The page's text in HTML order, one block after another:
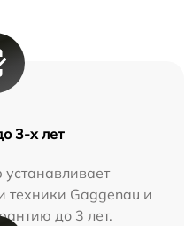
3-х лет
техники Gaggenau и
до 3 лет.